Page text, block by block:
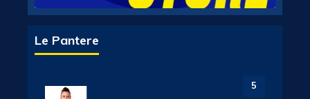
Le Pantere
5